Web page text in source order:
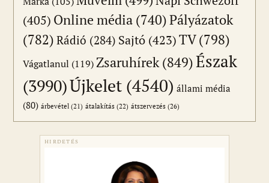
(405) Online média (740)Pályázatok
(782) Rádió (284) Sajtó (423)TV(798)
Vágatlanul (119)Zsaruhírek(849)Észak
(3990)Újkelet (4540) állami média
(80) árbevétel (21) átalakítás (22) átszervezés (26)
HIRDETÉS